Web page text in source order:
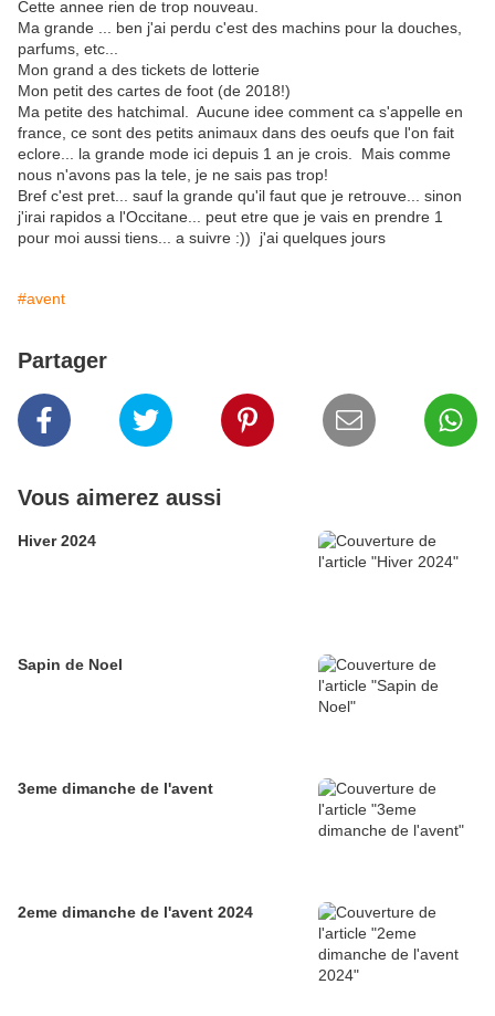
Cette annee rien de trop nouveau.
Ma grande ... ben j'ai perdu c'est des machins pour la douches,
parfums, etc...
Mon grand a des tickets de lotterie
Mon petit des cartes de foot (de 2018!)
Ma petite des hatchimal. Aucune idee comment ca s'appelle en
france, ce sont des petits animaux dans des oeufs que l'on fait
eclore... la grande mode ici depuis 1 an je crois. Mais comme
nous n'avons pas la tele, je ne sais pas trop!
Bref c'est pret... sauf la grande qu'il faut que je retrouve... sinon
j'irai rapidos a l'Occitane... peut etre que je vais en prendre 1
pour moi aussi tiens... a suivre :)) j'ai quelques jours
#avent
Partager
Vous aimerez aussi
Hiver 2024
Sapin de Noel
3eme dimanche de l'avent
2eme dimanche de l'avent 2024